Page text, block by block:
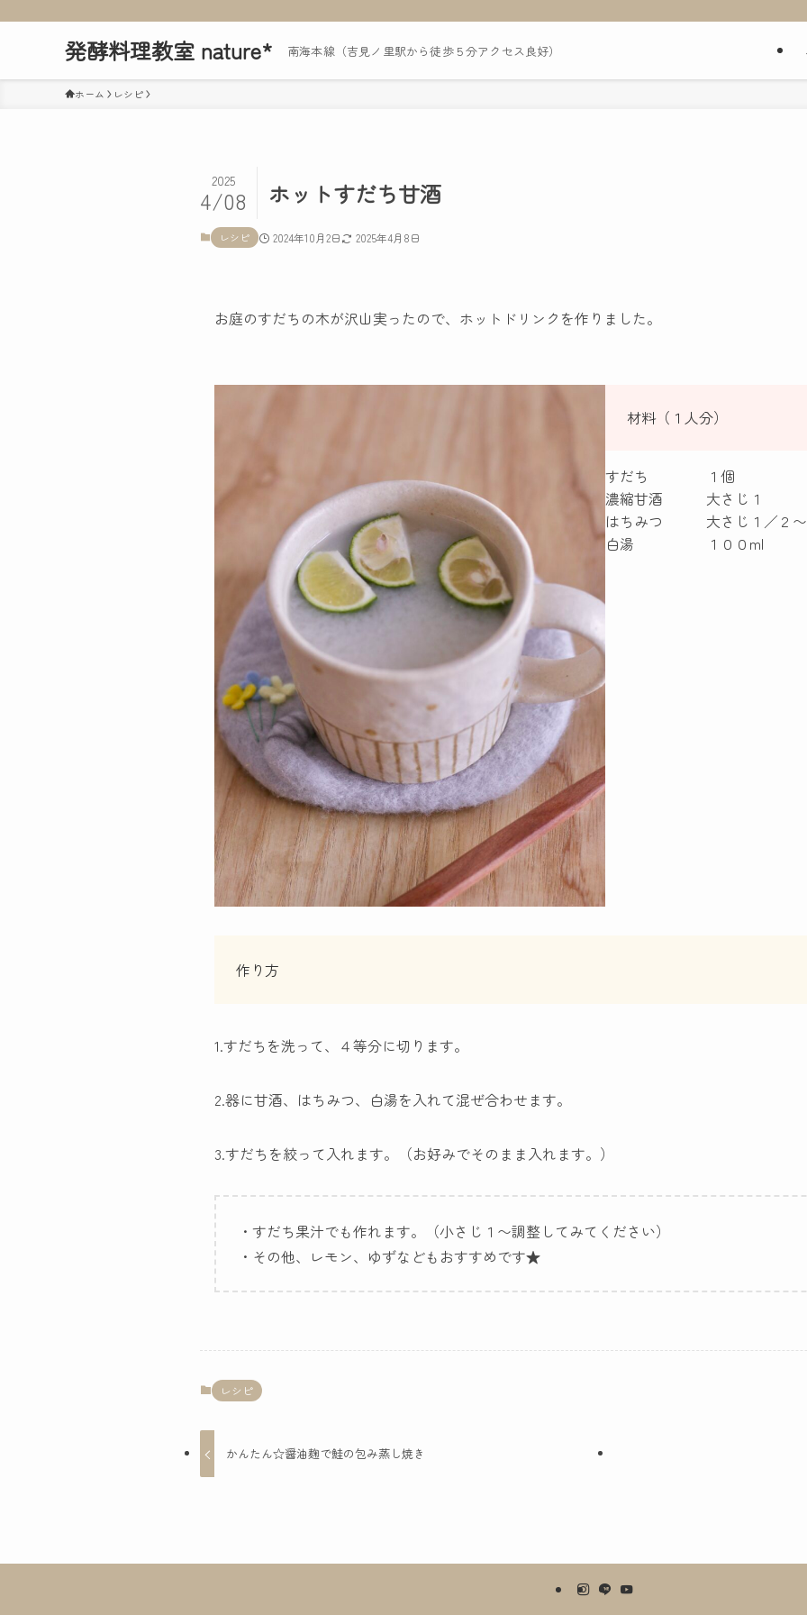
発酵料理教室 nature* 南海本線（吉見ノ里駅から徒歩５分アクセス良好）
ホーム レシピ
ホットすだち甘酒
2025
4/08
レシピ 2024年10月2日 2025年4月8日
お庭のすだちの木が沢山実ったので、ホットドリンクを作りました。
材料（１人分）
すだち １個
濃縮甘酒 大さじ１
はちみつ 大さじ１／２
白湯 １００ml
作り方
1.すだちを洗って、４等分に切ります。
2.器に甘酒、はちみつ、白湯を入れて混ぜ合わせます。
3.すだちを絞って入れます。（お好みでそのまま入れます。）
・すだち果汁でも作れます。（小さじ１〜調整してみてください）
・その他、レモン、ゆずなどもおすすめです★
レシピ
かんたん☆醤油麹で鮭の包み蒸し焼き